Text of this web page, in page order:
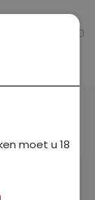
0
moet u 18